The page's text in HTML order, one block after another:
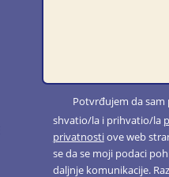
Potvrđujem da
shvatio/la i prihvatio/la
privatnostiove web
se da se moji podaci
daljnje komunikacije.